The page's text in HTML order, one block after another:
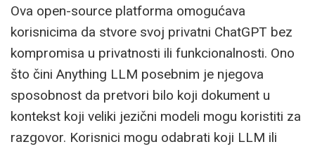
Ova open-source platforma omogućava
korisnicima da stvore svoj privatni ChatGPT bez
kompromisa u privatnosti ili funkcionalnosti. Ono
što čini Anything LLM posebnim je njegova
sposobnost da pretvori bilo koji dokument u
kontekst koji veliki jezični modeli mogu koristiti za
razgovor. Korisnici mogu odabrati koji LLM ili